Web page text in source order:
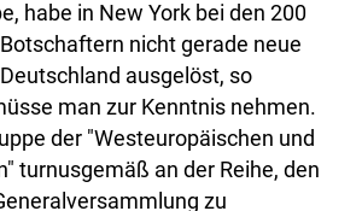
habe in New York bei den 200
nicht gerade neue
ausgelöst, so
man zur Kenntnis nehmen.
der "Westeuropäischen und
turnusgemäß an der Reihe, den
zu